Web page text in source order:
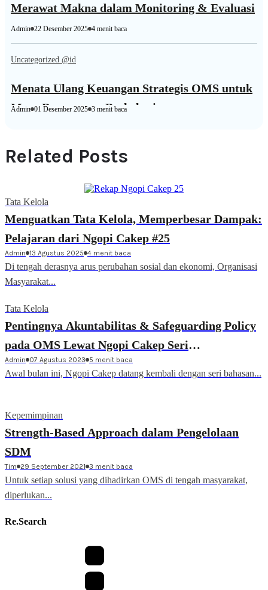
Merawat Makna dalam Monitoring & Evaluasi
Admin 22 Desember 2025 4 menit baca
Uncategorized @id
Menata Ulang Keuangan Strategis OMS untuk
Masa Depan yang Berkelanjutan
Admin 01 Desember 2025 3 menit baca
Related Posts
Tata Kelola
Menguatkan Tata Kelola, Memperbesar Dampak:
Pelajaran dari Ngopi Cakep #25
Admin 13 Agustus 2025 4 menit baca
Di tengah derasnya arus perubahan sosial dan ekonomi, Organisasi
Masyarakat...
Tata Kelola
Pentingnya Akuntabilitas & Safeguarding Policy
pada OMS Lewat Ngopi Cakep Seri
#ResiliensiOrganisasi
Admin 07 Agustus 2023 5 menit baca
Awal bulan ini, Ngopi Cakep datang kembali dengan seri bahasan...
Kepemimpinan
Strength-Based Approach dalam Pengelolaan
SDM
Tim 29 September 2021 3 menit baca
Untuk setiap solusi yang dihadirkan OMS di tengah masyarakat,
diperlukan...
Re.Search